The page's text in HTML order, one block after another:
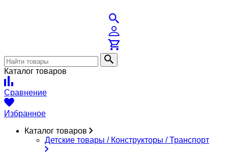
Каталог товаров
Сравнение
Избранное
Каталог товаров
Детские товары / Конструкторы / Транспорт